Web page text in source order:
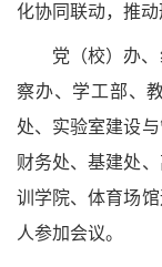
化协同联动，推
党（校）办
察办、学工部、
处、实验室建设
财务处、基建处
训学院、体育场
人参加会议。